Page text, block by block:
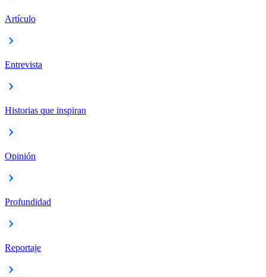
Artículo
Entrevista
Historias que inspiran
Opinión
Profundidad
Reportaje